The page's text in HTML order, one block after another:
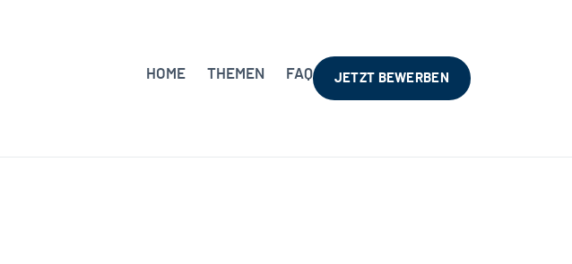
HOME THEMEN FAQ JETZT BEWERBEN